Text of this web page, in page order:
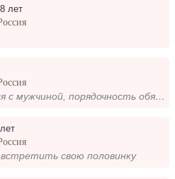
лет
Познакомится с мужчиной, порядочность обязательно
свою половинку